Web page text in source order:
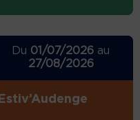
Du 01/07/2026 au
27/08/2026
Estiv’Audenge